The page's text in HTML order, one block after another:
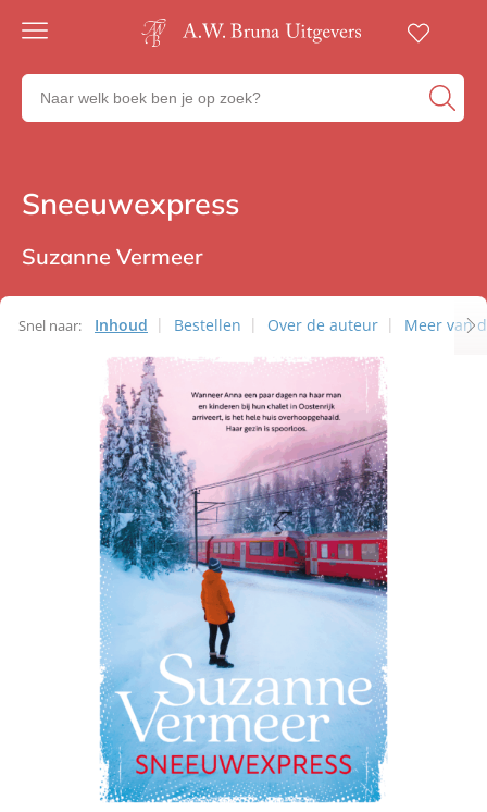
Gratis
23:00
in huis
betalen
retourneren
Zoeken
naar
uitgevers
Thrillers
Sneeuwexpress
Suzanne Vermeer
Snel naar: Inhoud Bestellen Over de auteur Meer van